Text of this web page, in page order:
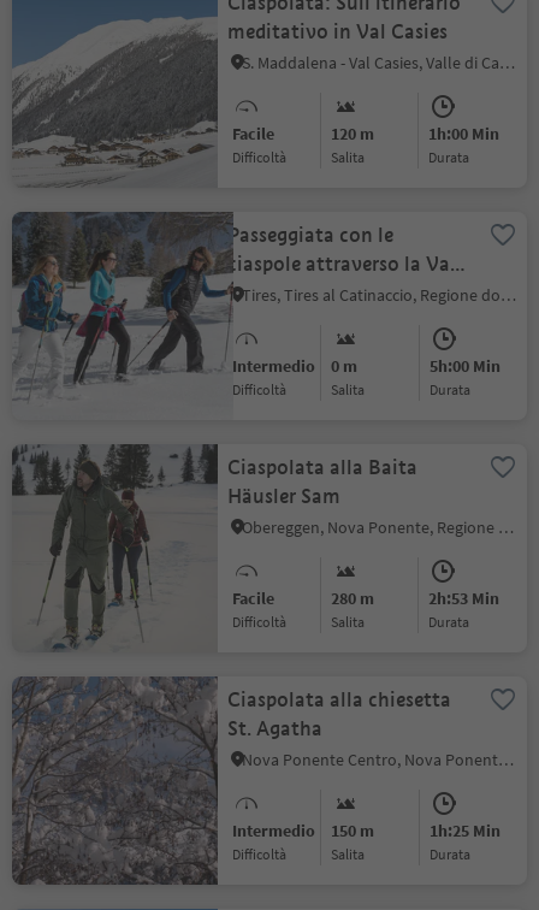
meditativo in Val Casies
S. Maddalena - Val Casies, Valle di Casies
Facile
Difficoltà
120 m
Salita
1h:00 Min
durata
Passeggiata con le
ciaspole attraverso la Val
Ciamin
Tires, Tires al Catinaccio, Regione dolomitica Alpe di Siusi
Intermedio
Difficoltà
0 m
Salita
5h:00 Min
durata
Ciaspolata alla Baita
Häusler Sam
Obereggen, Nova Ponente, Regione dolomitica Val d'Ega
Facile
Difficoltà
280 m
Salita
2h:53 Min
durata
Ciaspolata alla chiesetta
St. Agatha
Nova Ponente Centro, Nova Ponente, Regione dolomitica Val d'Ega
Intermedio
Difficoltà
150 m
Salita
1h:25 Min
durata